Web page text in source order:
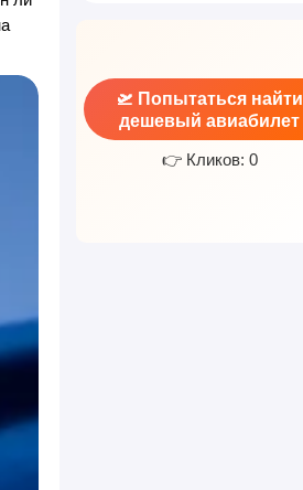
🛫 Попытаться найти
дешевый авиабилет
👉 Кликов: 0